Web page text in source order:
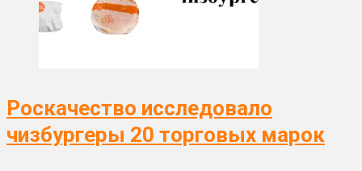
Роскачество исследовало
чизбургеры 20 торговых марок